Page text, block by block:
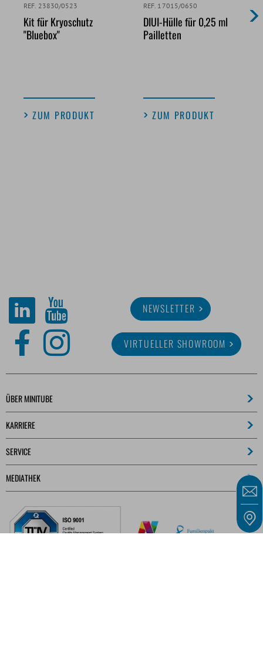
REF. 23830/0523
Kit für Kryoschutz
"Bluebox"
ZUM PRODUKT
REF. 17015/0650
DIUI-Hülle für 0,25 ml
Pailletten
ZUM PRODUKT
NEWSLETTER
VIRTUELLER SHOWROOM
ÜBER MINITUBE
KARRIERE
SERVICE
MEDIATHEK